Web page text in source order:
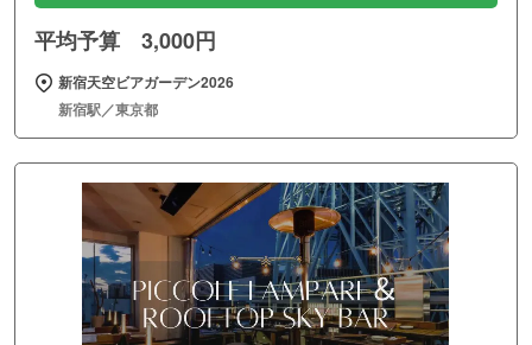
平均予算 3,000円
新宿天空ビアガーデン2026
新宿駅／東京都